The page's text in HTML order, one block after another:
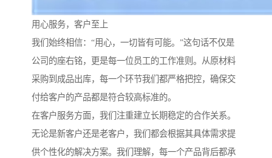
用心服务，客户至上
我们始终相信：“用心，一切皆有可能。”这句话不仅是
公司的座右铭，更是每一位员工的工作准则。从原材料
采购到成品出库，每一个环节我们都严格把控，确保交
付给客户的产品都是符合较高标准的。
在客户服务方面，我们注重建立长期稳定的合作关系。
无论是新客户还是老客户，我们都会根据其具体需求提
供个性化的解决方案。我们理解，每一个产品背后都承